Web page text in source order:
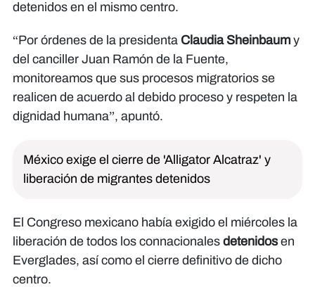
detenidos en el mismo centro.
“Por órdenes de la presidenta Claudia Sheinbaum y
del canciller Juan Ramón de la Fuente,
monitoreamos que sus procesos migratorios se
realicen de acuerdo al debido proceso y respeten la
dignidad humana”, apuntó.
México exige el cierre de 'Alligator Alcatraz' y
liberación de migrantes detenidos
El Congreso mexicano había exigido el miércoles la
liberación de todos los connacionales detenidosen
Everglades, así como el cierre definitivo de dicho
centro.